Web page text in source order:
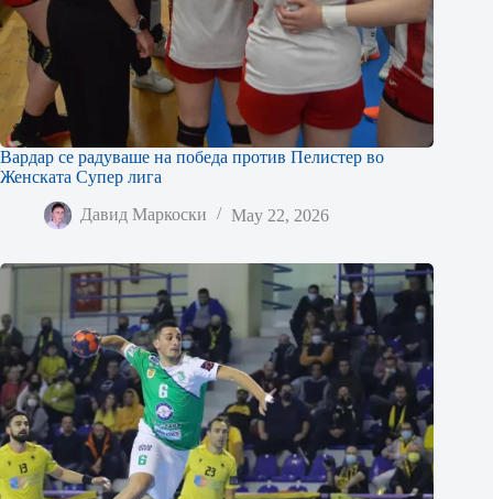
Вардар се радуваше на победа против Пелистер во
Женската Супер лига
Давид Маркоски May 22, 2026